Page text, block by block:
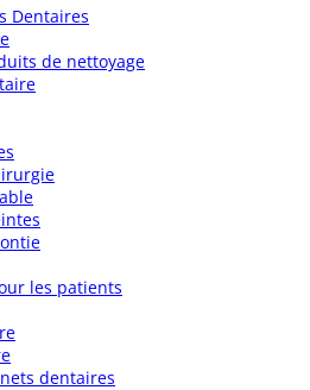
Dentaires
de nettoyage
les patients
dentaires